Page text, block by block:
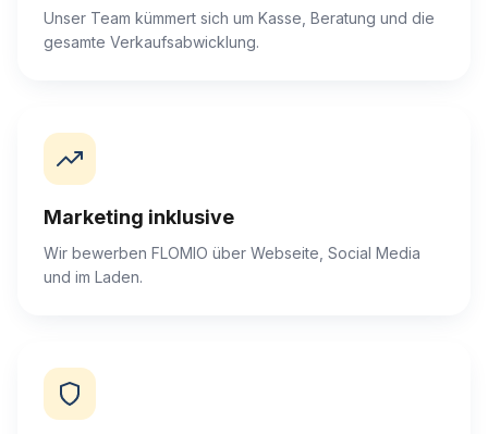
Unser Team kümmert sich um Kasse, Beratung und die
gesamte Verkaufsabwicklung.
Marketing inklusive
Wir bewerben FLOMIO über Webseite, Social Media
und im Laden.